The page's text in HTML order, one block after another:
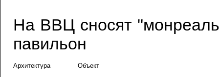
На ВВЦ сносят
павильон
Архитектура Объект